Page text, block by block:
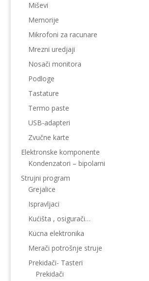
Miševi
Memorije
Mikrofoni za racunare
Mrezni uredjaji
Nosači monitora
Podloge
Tastature
Termo paste
USB-adapteri
Zvučne karte
Elektronske komponente
Kondenzatori – bipolarni
Strujni program
Grejalice
Ispravljaci
Kućišta , osigurači…
Kucna elektronika
Merači potrošnje struje
Prekidači- Tasteri
Prekidači